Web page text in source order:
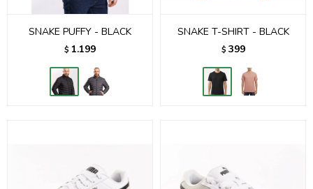
SNAKE PUFFY - BLACK
$ 1.199
SNAKE T-SHIRT - BLACK
$ 399